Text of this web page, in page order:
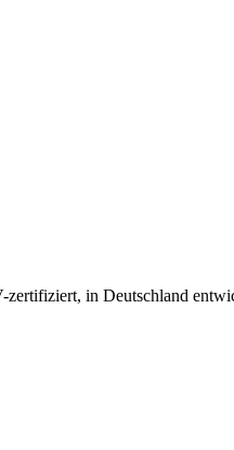
in Deutschland